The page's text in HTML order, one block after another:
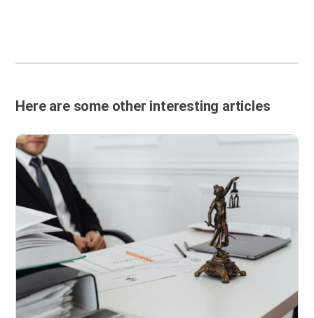
Here are some other interesting articles